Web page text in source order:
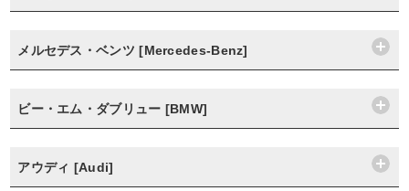
メルセデス・ベンツ [Mercedes-Benz]
ビー・エム・ダブリュー [BMW]
アウディ [Audi]